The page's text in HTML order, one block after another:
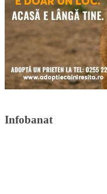
Infobanat